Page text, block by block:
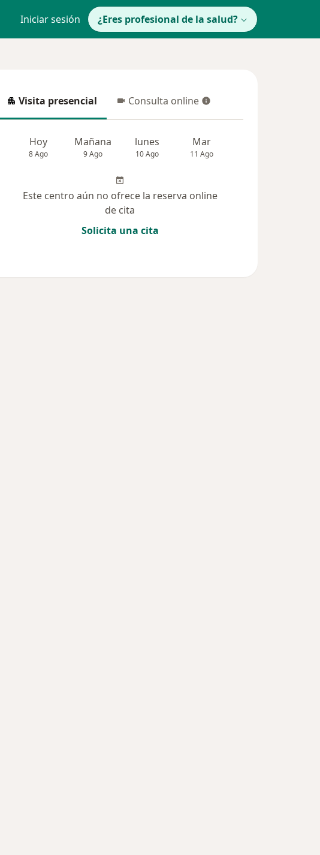
Iniciar sesión ¿Eres profesional de la salud?
Visita presencial
Visita presencial Consulta online
Consulta online
Hoy
8 Ago
Mañana
9 Ago
lunes
10 Ago
Mar
11 Ago
Este centro aún no ofrece la reserva online
de cita
Solicita una cita